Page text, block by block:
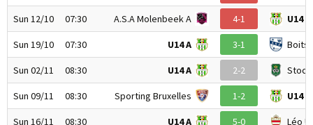
Sun 12/10 07:30 A.S.A Molenbeek A 4-1 U14 A
Sun 19/10 07:30 U14 A 3-1
Sun 02/11 08:30 U14 A 2-2
Sun 09/11 08:30 Sporting Bruxelles 1-2 U14 A
Sun 16/11 08:30 U14 A 5-0 Léo